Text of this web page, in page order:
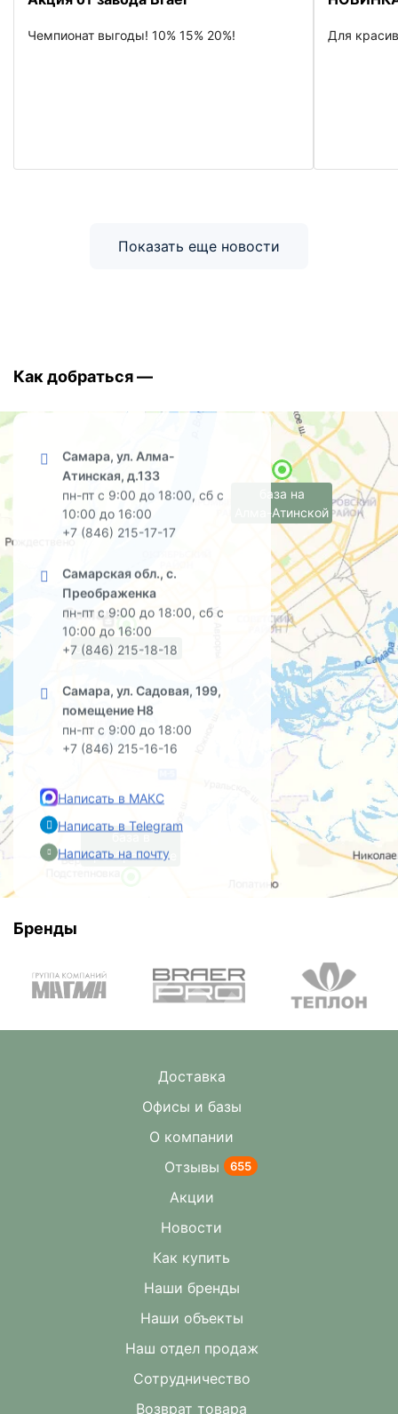
Чемпионат выгоды! 10% 15% 20%! Для
Показать еще новости
Как добраться —
Самара, ул. Алма-
Атинская, д.133
пн-пт с 9:00 до 18:00, сб с
10:00 до 16:00
+7 (846) 215-17-17
Самарская обл., с.
Преображенка
пн-пт с 9:00 до 18:00, сб с
10:00 до 16:00
+7 (846) 215-18-18
Самара, ул. Садовая, 199,
помещение Н8
пн-пт с 9:00 до 18:00
+7 (846) 215-16-16
Написать в МАКС
Написать в Telegram
Написать на почту
офис на Садовой
база в
Преображенке
база на
Алма-Атинской
Бренды
Доставка
Офисы и базы
О компании
Отзывы
655
Акции
Новости
Как купить
Наши бренды
Наши объекты
Наш отдел продаж
Сотрудничество
Возврат товара